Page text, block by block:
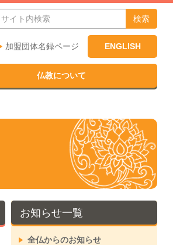
検索
加盟団体名録ページ ENGLISH
仏教について
お知らせ一覧
全仏からのお知らせ